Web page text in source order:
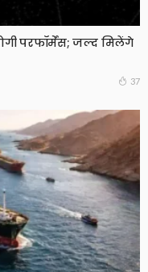
परफॉर्मेंस; जल्द मिलेंगे
37